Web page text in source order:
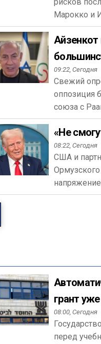
Марокко и
Айзенкот
09:22, Сегодня
Свежий
оппозиция
союза с
«Не
08:22, Сегодня
США и
грант
08:00, Сегодня
перед